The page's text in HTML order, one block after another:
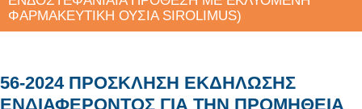
ΦΑΡΜΑΚΕΥΤΙΚΗ ΟΥΣΙΑ SIROLIMUS)
56-2024 ΠΡΟΣΚΛΗΣΗ ΕΚΔΗΛΩΣΗΣ
ΕΝΔΙΑΦΕΡΟΝΤΟΣ ΓΙΑ ΤΗΝ ΠΡΟΜΗΘΕΙΑ